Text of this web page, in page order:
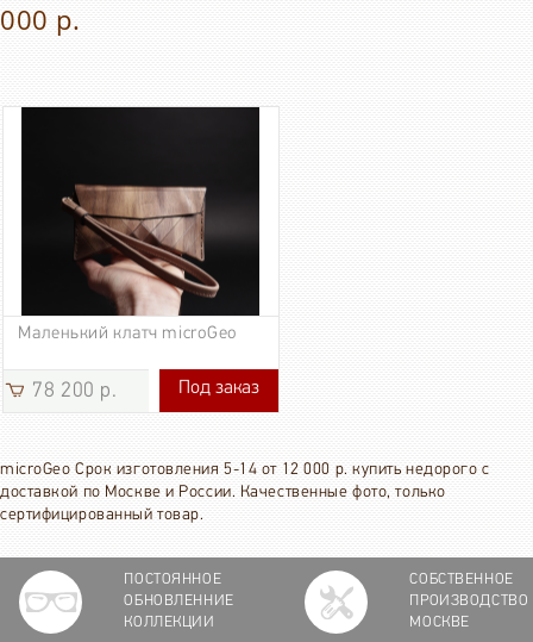
000 р.
Маленький клатч microGeo
78 200 р. 78 200 р.
Под заказ
microGeo Срок изготовления 5-14 от 12 000 р. купить недорого с
доставкой по Москве и России. Качественные фото, только
сертифицированный товар.
ПОСТОЯННОЕ
ОБНОВЛЕННИЕ
КОЛЛЕКЦИИ
СОБСТВЕННОЕ
ПРОИЗВОДСТВО
МОСКВЕ